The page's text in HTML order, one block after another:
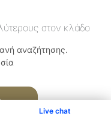
Live chat
στον κλάδο
αναζήτησης.